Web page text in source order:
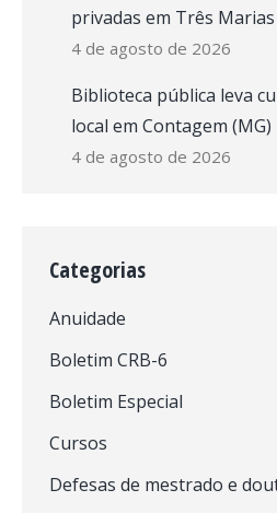
privadas em Três Marias
4 de agosto de 2026
Biblioteca pública leva
local em Contagem (MG)
4 de agosto de 2026
Categorias
Anuidade
Boletim CRB-6
Boletim Especial
Cursos
Defesas de mestrado e